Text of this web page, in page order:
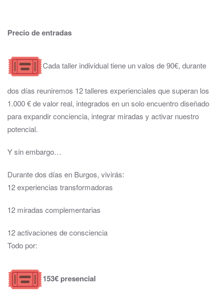
Precio de entradas
Cada taller individual tiene un valos de 90€, durante
dos días reuniremos 12 talleres experienciales que superan los
1.000 € de valor real, integrados en un solo encuentro diseñado
para expandir conciencia, integrar miradas y activar nuestro
potencial.
Y sin embargo…
Durante dos días en Burgos, vivirás:
12 experiencias transformadoras
12 miradas complementarias
12 activaciones de consciencia
Todo por:
153€ presencial